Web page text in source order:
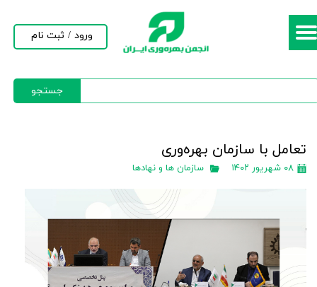
جستجو
ورود / ثبت نام
حساب کاربری من
تعامل با سازمان بهره‌وری
۰۸ شهریور ۱۴۰۲ سازمان ها و نهادها